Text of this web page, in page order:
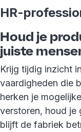
HR-
Houd je
juiste
Krijg tijdig inzicht
vaardigheden die
herken je
verstoren, houd je
blijft de fabriek